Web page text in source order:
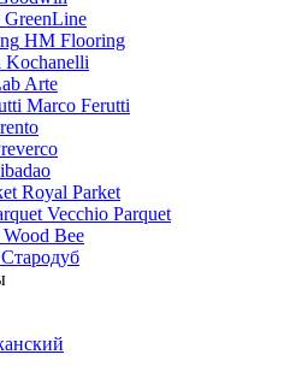
GreenLine
HM Flooring
Kochanelli
Arte
Marco Ferutti
Royal Parket
Vecchio Parquet
Wood Bee
Стародуб